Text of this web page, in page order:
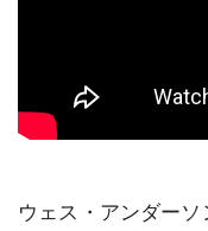
ウェス・アンダー